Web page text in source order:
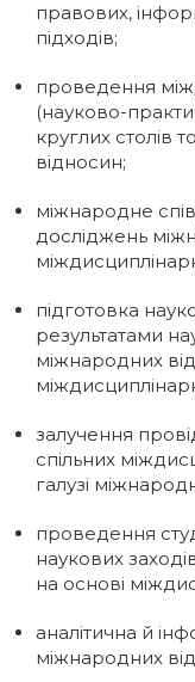
правових,
підходів;
проведення
(науково-
круглих столів
відносин;
міжнародне
досліджень
підготовка
результатами
міжнародних
залучення
спільних
галузі
проведення
наукових
на основі
аналітична й
міжнародних